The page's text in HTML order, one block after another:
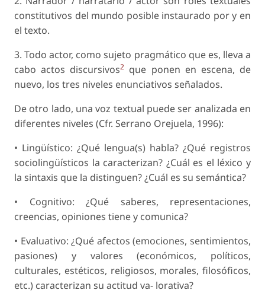
constitutivos del mundo posible instaurado por y en
el texto.
3. Todo actor, como sujeto pragmático que es, lleva a
cabo actos discursivos2 que ponen en escena, de
nuevo, los tres niveles enunciativos señalados.
De otro lado, una voz textual puede ser analizada en
diferentes niveles (Cfr. Serrano Orejuela, 1996):
• Lingüístico: ¿Qué lengua(s) habla? ¿Qué registros
sociolingüísticos la caracterizan? ¿Cuál es el léxico y
la sintaxis que la distinguen? ¿Cuál es su semántica?
• Cognitivo: ¿Qué saberes, representaciones,
creencias, opiniones tiene y comunica?
• Evaluativo: ¿Qué afectos (emociones, sentimientos,
pasiones) y valores (económicos, políticos,
culturales, estéticos, religiosos, morales, filosóficos,
etc.) caracterizan su actitud va- lorativa?